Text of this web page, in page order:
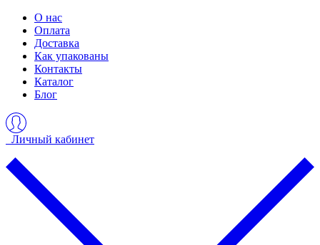
О нас
Оплата
Доставка
Как упакованы
Контакты
Каталог
Блог
Личный кабинет